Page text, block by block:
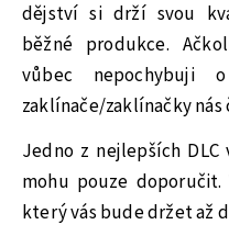
dějství si drží svou
běžné produkce.
vůbec
zaklínače/zaklínačky nás
Jedno z nejlepších
mohu pouze
který vás bude držet až